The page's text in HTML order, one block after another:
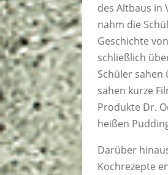
des Altbaus
nahm die
Geschichte
schließlich
Schüler
sahen kurze
Produkte Dr.
heißen
Darüber
Kochrezepte